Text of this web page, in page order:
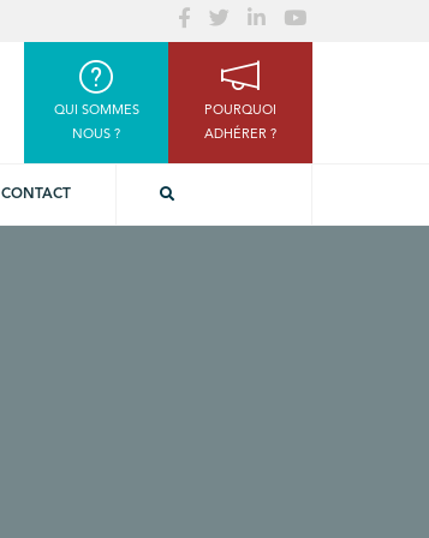
QUI SOMMES
NOUS ?
POURQUOI
ADHÉRER ?
CONTACT